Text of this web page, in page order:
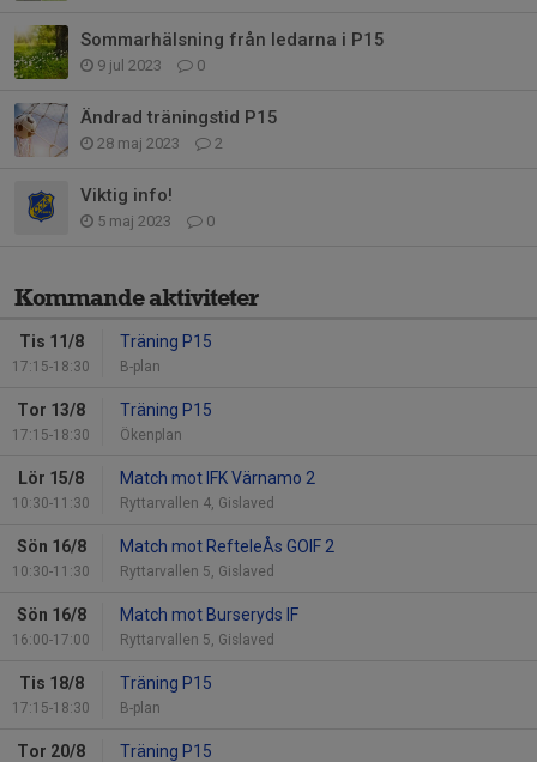
Sommarhälsning från ledarna i P15
9 jul 2023 0
Ändrad träningstid P15
28 maj 2023 2
Viktig info!
5 maj 2023 0
Kommande aktiviteter
Tis 11/8
17:15-18:30
Träning P15
B-plan
Tor 13/8
17:15-18:30
Träning P15
Ökenplan
Lör 15/8
10:30-11:30
Match mot IFK Värnamo 2
Ryttarvallen 4, Gislaved
Sön 16/8
10:30-11:30
Match mot RefteleÅs GOIF 2
Ryttarvallen 5, Gislaved
Sön 16/8
16:00-17:00
Match mot Burseryds IF
Ryttarvallen 5, Gislaved
Tis 18/8
17:15-18:30
Träning P15
B-plan
Tor 20/8 Träning P15